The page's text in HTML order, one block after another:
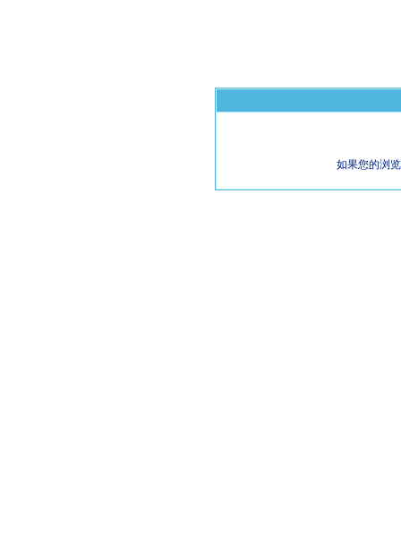
如果您的浏